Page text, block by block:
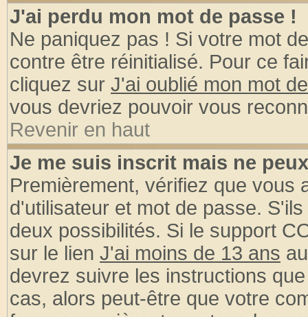
J'ai perdu mon mot de passe !
Ne paniquez pas ! Si votre mot
contre être réinitialisé. Pour ce
cliquez sur J'ai oublié mon mot
vous devriez pouvoir vous
Revenir en haut
Je me suis inscrit mais ne
Premièrement, vérifiez que vous
d'utilisateur et mot de passe.
deux possibilités. Si le support
sur le lien J'ai moins de 13 ans
devrez suivre les instructions
cas, alors peut-être que votre